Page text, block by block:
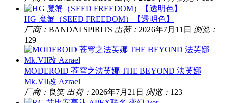
HG 魔蟹（SEED FREEDOM）【透明色】
厂商： BANDAI SPIRITS 出荷： 2026年7月11日 浏览：
129
MODEROID 苍穹之法芙娜 THE BEYOND 法芙娜
Mk.VII改 Azrael
厂商： 良笑 出荷： 2026年7月21日 浏览： 123